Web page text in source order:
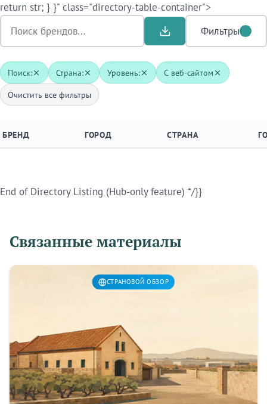
return str; } }" class="directory-table-container">
Фильтры
Поиск: Страна: Уровень:
С веб-сайтом
Очистить все фильтры
БРЕНД ГОРОД СТРАНА
End of Directory Listing (Hub-only feature) */}}
Связанные материалы
СТРАНОВОЙ ОБЗОР